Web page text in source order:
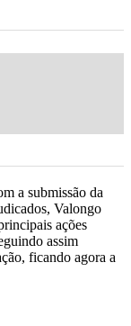
a submissão da
Valongo
ações
assim
ficando agora a